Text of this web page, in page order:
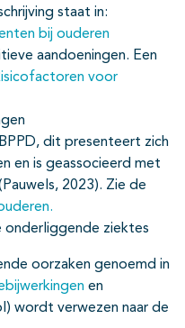
staat in:
bij ouderen
aandoeningen. Een
voor
dit presenteert zich
en is geassocieerd met
2023). Zie de
onderliggende ziektes
oorzaken genoemd in
en
wordt verwezen naar de